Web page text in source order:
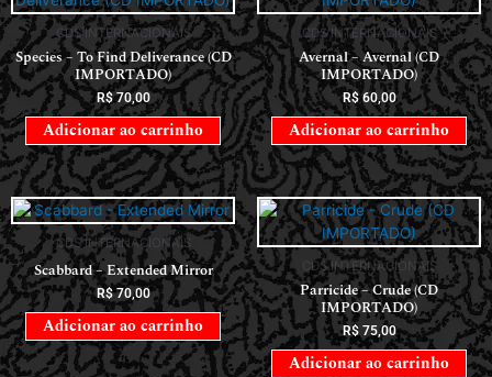
CDS INTERNACIONAIS
Species – To Find Deliverance (CD
IMPORTADO)
R$70,00
Adicionar ao carrinho
CDS INTERNACIONAIS
Avernal – Avernal (CD
IMPORTADO)
R$60,00
Adicionar ao carrinho
CDS INTERNACIONAIS
Scabbard – Extended Mirror
R$70,00
Adicionar ao carrinho
CDS INTERNACIONAIS
Parricide – Crude (CD
IMPORTADO)
R$75,00
Adicionar ao carrinho